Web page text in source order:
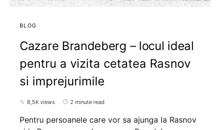
BLOG
Cazare Brandeberg – locul ideal
pentru a vizita cetatea Rasnov
si imprejurimile
8,5K views 2 minute read
Pentru persoanele care vor sa ajunga la Rasnov